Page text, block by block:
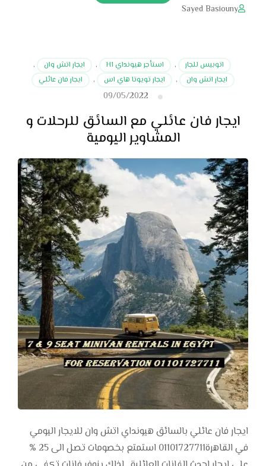
Sayed Basiouny
اتوبيس للجار , استأجر هيونداي H1 , ايجار اتش وان
,
ايجار اتش وان
, ايجار تويوتا هاي اس , ايجار فان عائلي
09/05/2022
ايجار فان عائلي مع السائق للرحلات و
المشاوير اليومية
ايجار فان عائلي بالسائق هيونداي اتش وان للايجار اليومي
في القاهرة01101727711 استمتع بخصومات تصل الى 25 %